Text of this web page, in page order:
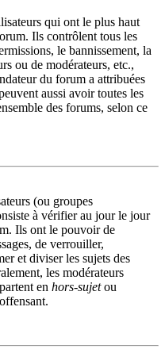
qui ont le plus haut
Ils contrôlent tous les
le bannissement, la
ou de modérateurs, etc.,
du forum a attribuées
aussi avoir toutes les
des forums, selon ce
(ou groupes
à vérifier au jour le jour
Ils ont le pouvoir de
de verrouiller,
et diviser les sujets des
les modérateurs
en hors-sujetou